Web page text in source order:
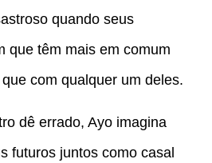
quando seus
que têm mais em comum
com qualquer um deles.
dê errado, Ayo imagina
futuros juntos como casal